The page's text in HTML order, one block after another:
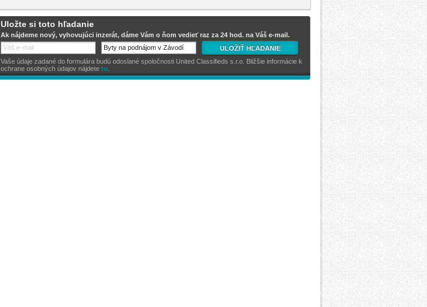
Uložte si toto hľadanie
Ak nájdeme nový, vyhovujúci inzerát, dáme Vám o ňom vedieť raz za 24 hod. na Váš e-mail.
ULOŽIŤ HĽADANIE
Vaše údaje zadané do formulára budú odoslané spoločnosti United Classifieds s.r.o. Bližšie informácie k
ochrane osobných údajov nájdete tu